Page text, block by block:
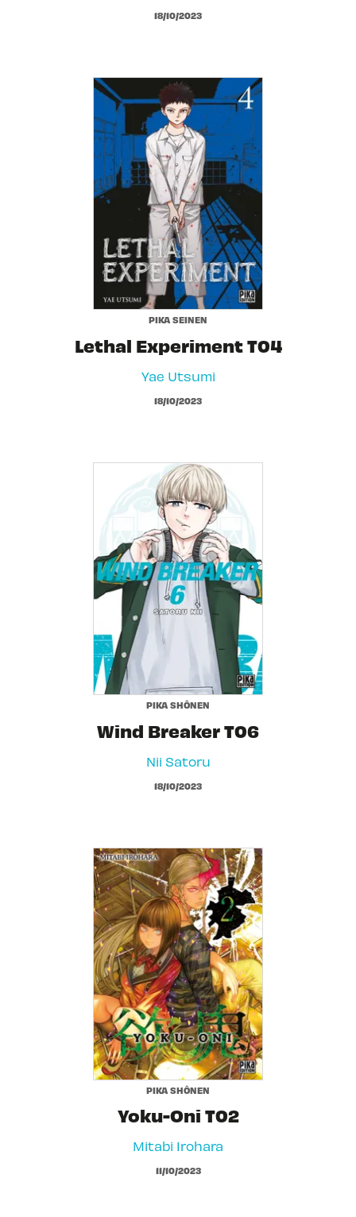
18/10/2023
PIKA SEINEN
Lethal Experiment T04
Yae Utsumi
18/10/2023
PIKA SHÔNEN
Wind Breaker T06
Nii Satoru
18/10/2023
PIKA SHÔNEN
Yoku-Oni T02
Mitabi Irohara
11/10/2023